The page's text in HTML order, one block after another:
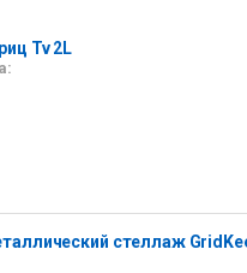
Tv 2L
стеллаж